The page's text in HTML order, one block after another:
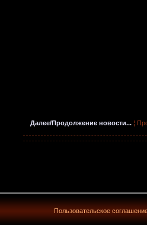
Далее/Продолжение новости... ¦
Пользовательское